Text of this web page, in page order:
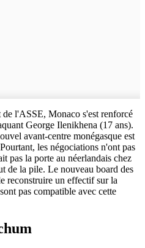
l'ASSE, Monaco s'est renforcé
George Ilenikhena (17 ans).
avant-centre monégasque est
les négociations n'ont pas
pas la porte au néerlandais chez
de la pile. Le nouveau board des
reconstruire un effectif sur la
pas compatible avec cette